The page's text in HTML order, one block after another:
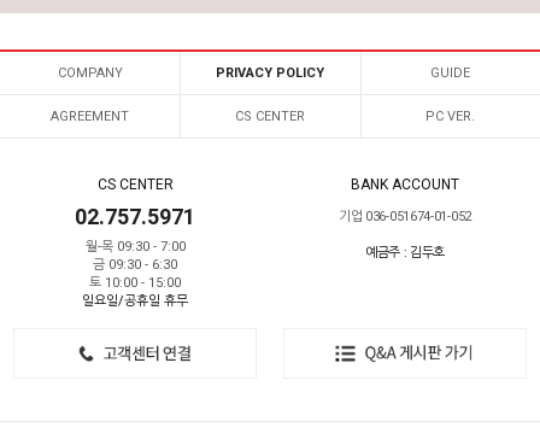
COMPANY PRIVACY POLICY GUIDE
AGREEMENT CS CENTER PC VER.
CS CENTER
02.757.5971
월-목 09:30 - 7:00
금 09:30 - 6:30
토 10:00 - 15:00
일요일/공휴일 휴무
BANK ACCOUNT
기업 036-051674-01-052
예금주 : 김두호